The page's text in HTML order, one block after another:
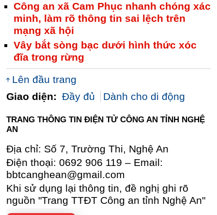
Công an xã Cam Phục nhanh chóng xác
minh, làm rõ thông tin sai lệch trên
mạng xã hội
Vây bắt sòng bạc dưới hình thức xóc
đĩa trong rừng
Lên đầu trang
Giao diện: Đầy đủ Dành cho di động
TRANG THÔNG TIN ĐIỆN TỬ CÔNG AN TỈNH NGHỆ
AN
Địa chỉ: Số 7, Trường Thi, Nghệ An
Điện thoại: 0692 906 119 – Email:
bbtcanghean@gmail.com
Khi sử dụng lại thông tin, đề nghị ghi rõ
nguồn "Trang TTĐT Công an tỉnh Nghệ An"